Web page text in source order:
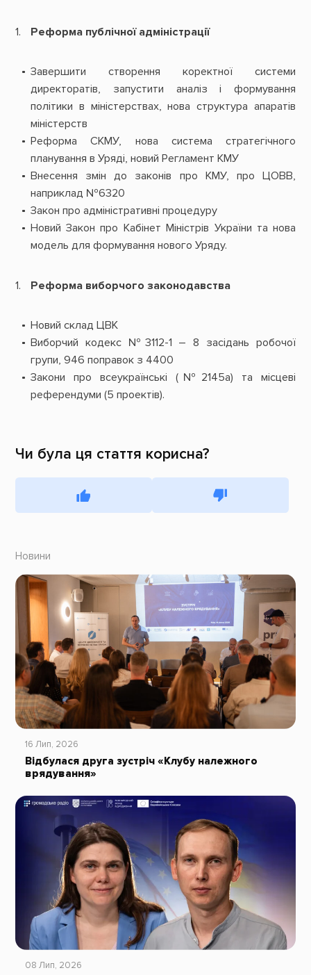
Реформа публічної адміністрації
Завершити створення коректної системи
директоратів, запустити аналіз і формування
політики в міністерствах, нова структура апаратів
міністерств
Реформа СКМУ, нова система стратегічного
планування в Уряді, новий Регламент КМУ
Внесення змін до законів про КМУ, про ЦОВВ,
наприклад №6320
Закон про адміністративні процедуру
Новий Закон про Кабінет Міністрів України та нова
модель для формування нового Уряду.
Реформа виборчого законодавства
Новий склад ЦВК
Виборчий кодекс №3112-1 – 8 засідань робочої
групи, 946 поправок з 4400
Закони про всеукраїнські (№2145а) та місцеві
референдуми (5 проектів).
Чи була ця стаття корисна?
Новини
16 Лип, 2026
Відбулася друга зустріч «Клубу належного
врядування»
08 Лип, 2026